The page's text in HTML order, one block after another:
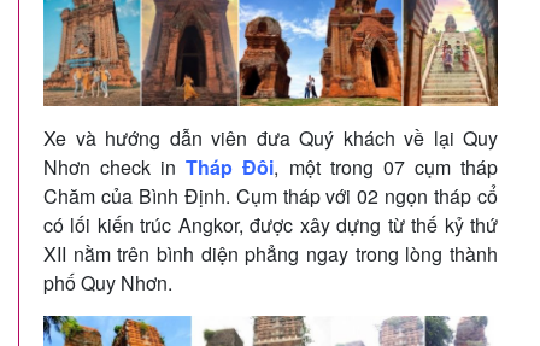
Xe và hướng dẫn viên đưa Quý khách về lại Quy
Nhơn check inTháp Đôi, một trong 07 cụm tháp
Chăm của Bình Định. Cụm tháp với 02 ngọn tháp cổ
có lối kiến trúc Angkor, được xây dựng từ thế kỷ thứ
XII nằm trên bình diện phẳng ngay trong lòng thành
phố Quy Nhơn.